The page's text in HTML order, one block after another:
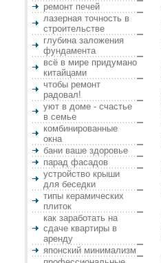
ремонт печей
лазерная точность в
строительстве
глубина заложения
фундамента
всё в мире придумано
китайцами
чтобы ремонт
радовал!
уют в доме - счастье
в семье
комбинированные
окна
бани ваше здоровье
парад фасадов
устройство крыши
для беседки
типы керамических
плиток
как заработать на
сдаче квартиры в
аренду
японский минимализм